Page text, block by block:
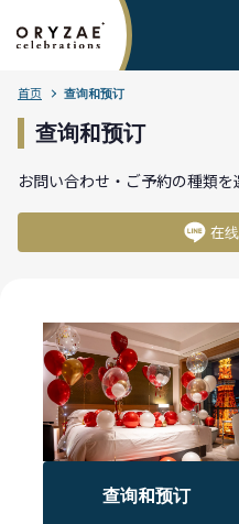
首页 查询和预订
查询和预订
お問い合わせ・ご予約の種類
在
查询和预订